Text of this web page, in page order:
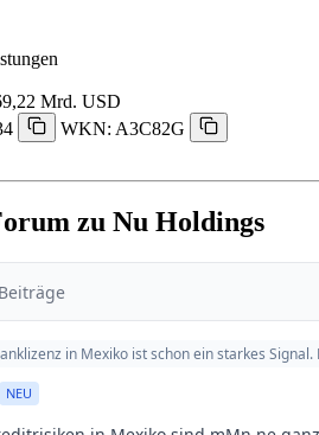
Mrd. USD
WKN: A3C82G
zu Nu Holdings